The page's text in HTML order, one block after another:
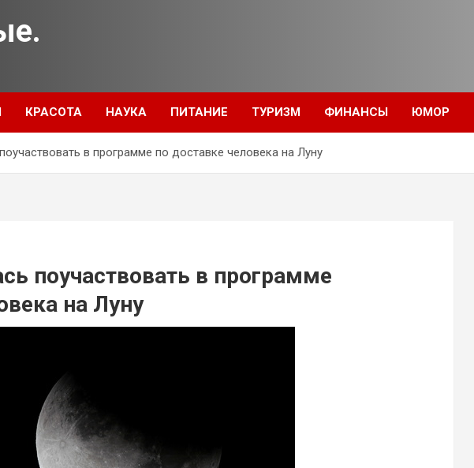
КРАСОТА НАУКА ПИТАНИЕ ТУРИЗМ ФИНАНСЫ ЮМОР
в программе по доставке человека на Луну
поучаствовать в программе
на Луну